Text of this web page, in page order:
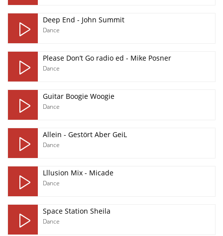
Deep End - John Summit
Dance
Please Don’t Go radio ed - Mike Posner
Dance
Guitar Boogie Woogie
Dance
Allein - Gestört Aber GeiL
Dance
Lllusion Mix - Micade
Dance
Space Station Sheila
Dance